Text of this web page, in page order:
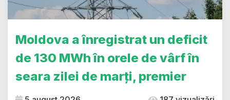
Moldova a înregistrat un deficit
de 130 MWh în orele de vârf în
seara zilei de marți, premier